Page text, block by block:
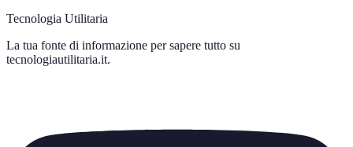
Tecnologia Utilitaria
La tua fonte di informazione per sapere tutto su
tecnologiautilitaria.it.